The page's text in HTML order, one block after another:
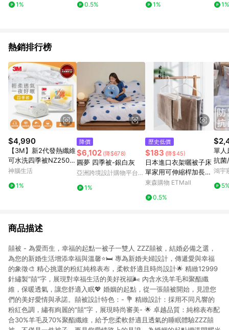
1%
0.5%
1% 1%
熱銷排行榜
$4,990
【3M】新2代發熱纖維
可水洗四季被NZ250
(標準單人5x7)
神腦生活
1%
降價
$6,102 (降$678)
圓夢 四季被-銀白灰
亞洲跨境設計購物平台
1%
歷史低價
$183 (降$45)
日本進口衣架曬被子床
單家用可伸縮桿加長大
號陽臺曬被套浴巾神器
東森購物 ETMall
0.5%
單人
抗菌
達
鴻宇
商品描述
囍被 - 為愛而生，幸福的起點一被子一雙人 ZZZ囍被，結婚必備之選，
為您的新婚生活增添幸福與溫馨⭐🛏️ 專為新婚夫婦設計，傳遞愛與幸福
的象徵🎨 精心挑選的粉紅純棉表布，柔軟舒適且時尚設計🌟 精緻12999
針繡製"囍"字，展現對幸福生活的美好祝福🌬️ 內含水洗羊毛和聚酯纖
維，保暖透氣，讓您舒適入眠💖 婚姻的起點，從一張囍被開始，見證您
們的美好愛情與承諾。囍被設計特色：- 💐 精緻設計：採用不同凡響的
粉紅色調，繡有絢麗的"囍"字，展現時尚審美- 🌟 卓越品質：純棉表布配
合30%羊毛及70%聚酯纖維，給予您柔軟舒適且透氣的睡眠體驗ZZZ囍